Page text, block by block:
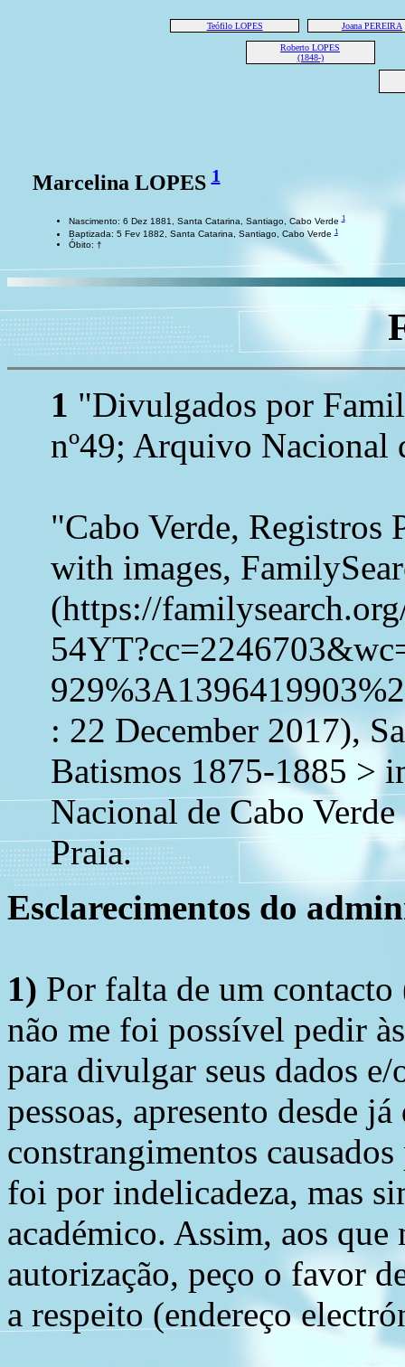
Teófilo LOPES Joana PEREIRA
Roberto LOPES
(1848-)
Marcelina LOPES1
Nascimento: 6 Dez 1881, Santa Catarina, Santiago, Cabo Verde1
Baptizada: 5 Fev 1882, Santa Catarina, Santiago, Cabo Verde1
Óbito: †
1 "Divulgados por
nº49; Arquivo Nacional
"Cabo Verde, Registros
with images,
(https://
: 22 December 2017),
Batismos 1875-1885 >
Nacional de Cabo
Praia.
Esclarecimentos do
1) Por falta de um
não me foi possível pedir
para divulgar seus dados
pessoas, apresento desde
constrangimentos
foi por indelicadeza, mas
académico. Assim, aos
autorização, peço o favor
a respeito (endereço